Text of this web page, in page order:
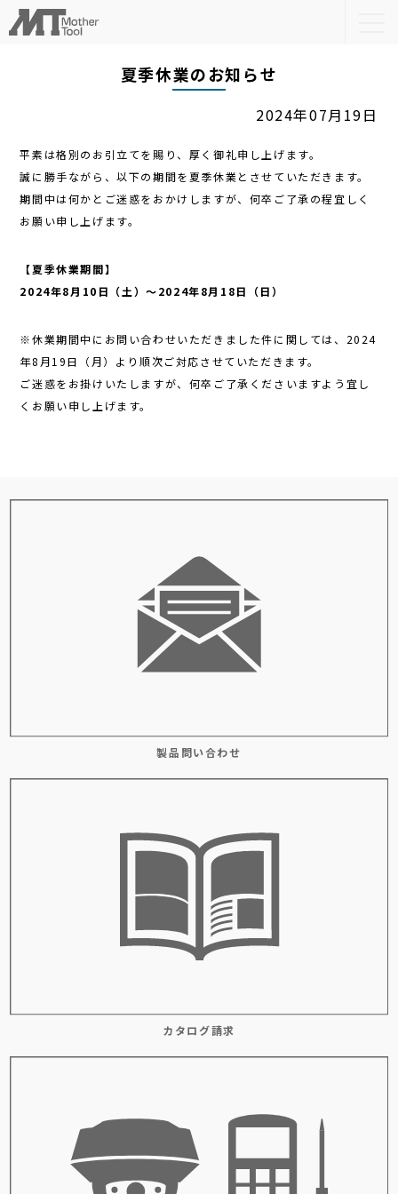
夏季休業のお知らせ
2024年07月19日
平素は格別のお引立てを賜り、厚く御礼申し上げます。
誠に勝手ながら、以下の期間を夏季休業とさせていただきます。
期間中は何かとご迷惑をおかけしますが、何卒ご了承の程宜しく
お願い申し上げます。
【夏季休業期間】
2024年8月10日（土）～2024年8月18日（日）
※休業期間中にお問い合わせいただきました件に関しては、2024
年8月19日（月）より順次ご対応させていただきます。
ご迷惑をお掛けいたしますが、何卒ご了承くださいますよう宜し
くお願い申し上げます。
製品問い合わせ
カタログ請求